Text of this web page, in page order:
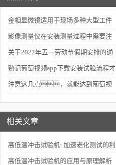
金相显微镜适用于现场多种大型工件
的金相检查
影像测量仪在安装测量过程中需要注
意什么
关于2022年五一劳动节假期安排的通
知
熟记葡萄视频app下载安装试验流程才
能正确使用
注意这几点，就能达到葡萄视
相关文章
高低温冲击试验机: 加速老化测试的利
器
高低温冲击试验机的应用与原理解析